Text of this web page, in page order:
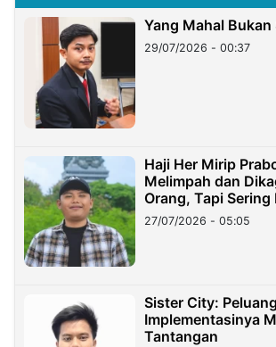
Yang Mahal Bukan
29/07/2026 - 00:37
Haji Her Mirip
Melimpah dan
Orang, Tapi Sering
27/07/2026 - 05:05
Sister City:
Implementasinya
Tantangan